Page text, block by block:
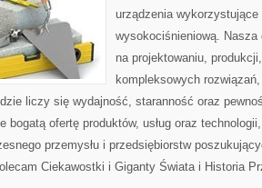
urządzenia wykorzystujące
wysokociśnieniową. Nasza
na projektowaniu,
kompleksowych
liczy się wydajność, staranność oraz
bogatą ofertę produktów, usług oraz
przemysłu i przedsiębiorstw
Ciekawostki i Giganty Świata i Historia